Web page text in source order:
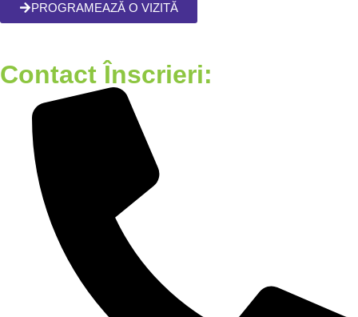
PROGRAMEAZĂ O VIZITĂ
Contact Înscrieri: